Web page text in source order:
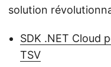
solution
SDK .NET Cloud
TSV